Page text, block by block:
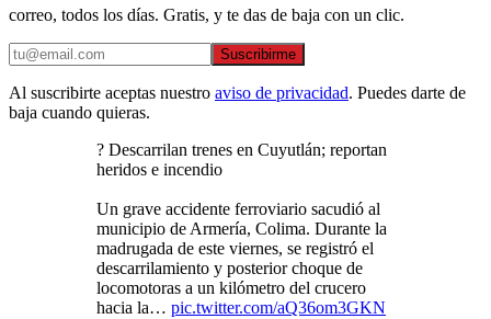
correo, todos los días. Gratis, y te das de baja con un clic.
Suscribirme
Al suscribirte aceptas nuestro aviso de privacidad. Puedes darte de
baja cuando quieras.
? Descarrilan trenes en Cuyutlán; reportan
heridos e incendio ⁣
Un grave accidente ferroviario sacudió al
municipio de Armería, Colima. Durante la
madrugada de este viernes, se registró el
descarrilamiento y posterior choque de
locomotoras a un kilómetro del crucero
hacia la… pic.twitter.com/aQ36om3GKN